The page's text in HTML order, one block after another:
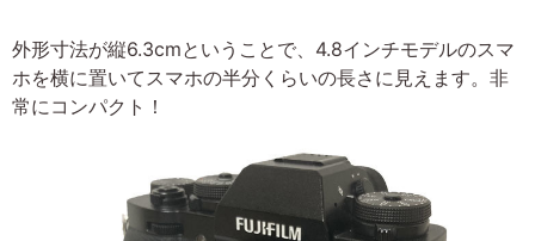
外形寸法が縦6.3cmということで、4.8インチモデルのスマ
ホを横に置いてスマホの半分くらいの長さに見えます。非
常にコンパクト！